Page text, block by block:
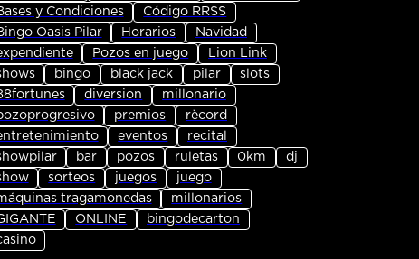
y Condiciones
Código RRSS
Oasis Pilar
Horarios
Navidad
Pozos en juego
Lion Link
bingo black jack pilar
slots
diversion
millonario
premios
rècord
eventos
recital
bar pozos ruletas 0km
dj
sorteos juegos
juego
tragamonedas
millonarios
ONLINE
bingodecarton